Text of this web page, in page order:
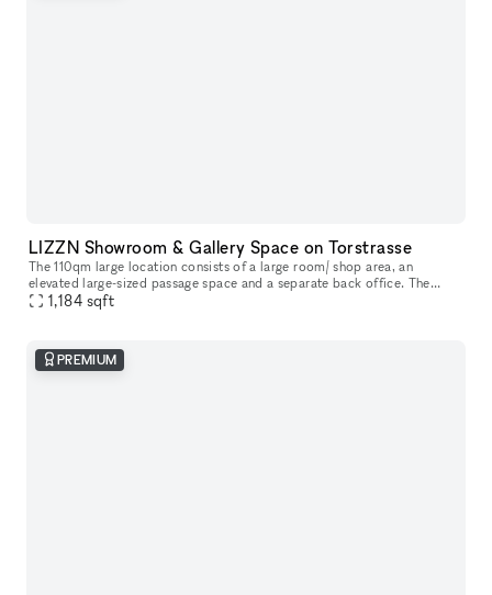
LIZZN Showroom & Gallery Space on Torstrasse
The 110qm large location consists of a large room/ shop area, an
elevated large-sized passage space and a separate back office. The
renting price depends on the m2 you will need for your presentation
1,184 sqft
PREMIUM